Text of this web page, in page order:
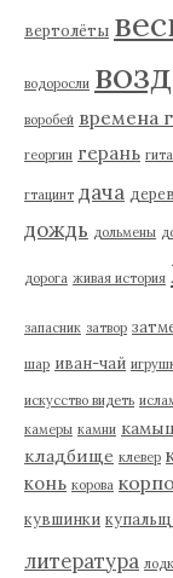
вертолёты
водоросли
воробей времена
георгин герань
гтацинт дача
дождь дольмены
дорога живая история
запасник затвор
шар иван-чай
искусство видеть
камеры камни
кладбище клевер
конь корова
кувшинки
литература